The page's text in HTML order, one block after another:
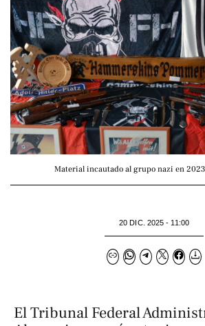
Material incautado al grupo nazi en
20 DIC. 2025 - 11:00
El Tribunal Federal